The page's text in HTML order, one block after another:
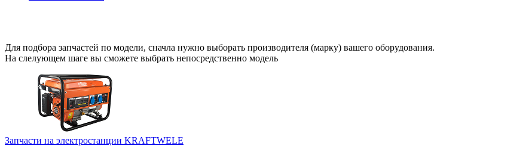
Для подбора запчастей по модели, сначла нужно выборать производителя (марку) вашего оборудования.
На слелующем шаге вы сможете выбрать непосредственно модель
Запчасти на электростанции KRAFTWELE